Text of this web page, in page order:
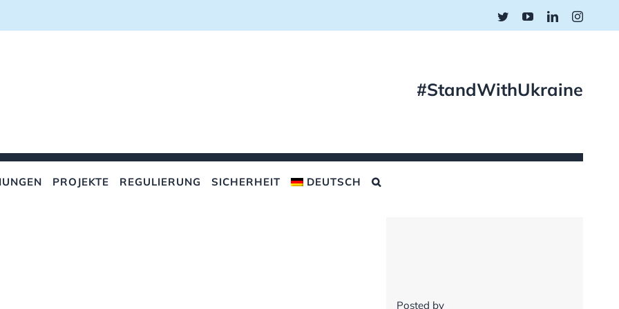
TwitterYouTubeLinkedIn
#StandWithUkraine
PROJEKTE REGULIERUNG SICHERHEIT DEUTSCH
Posted by